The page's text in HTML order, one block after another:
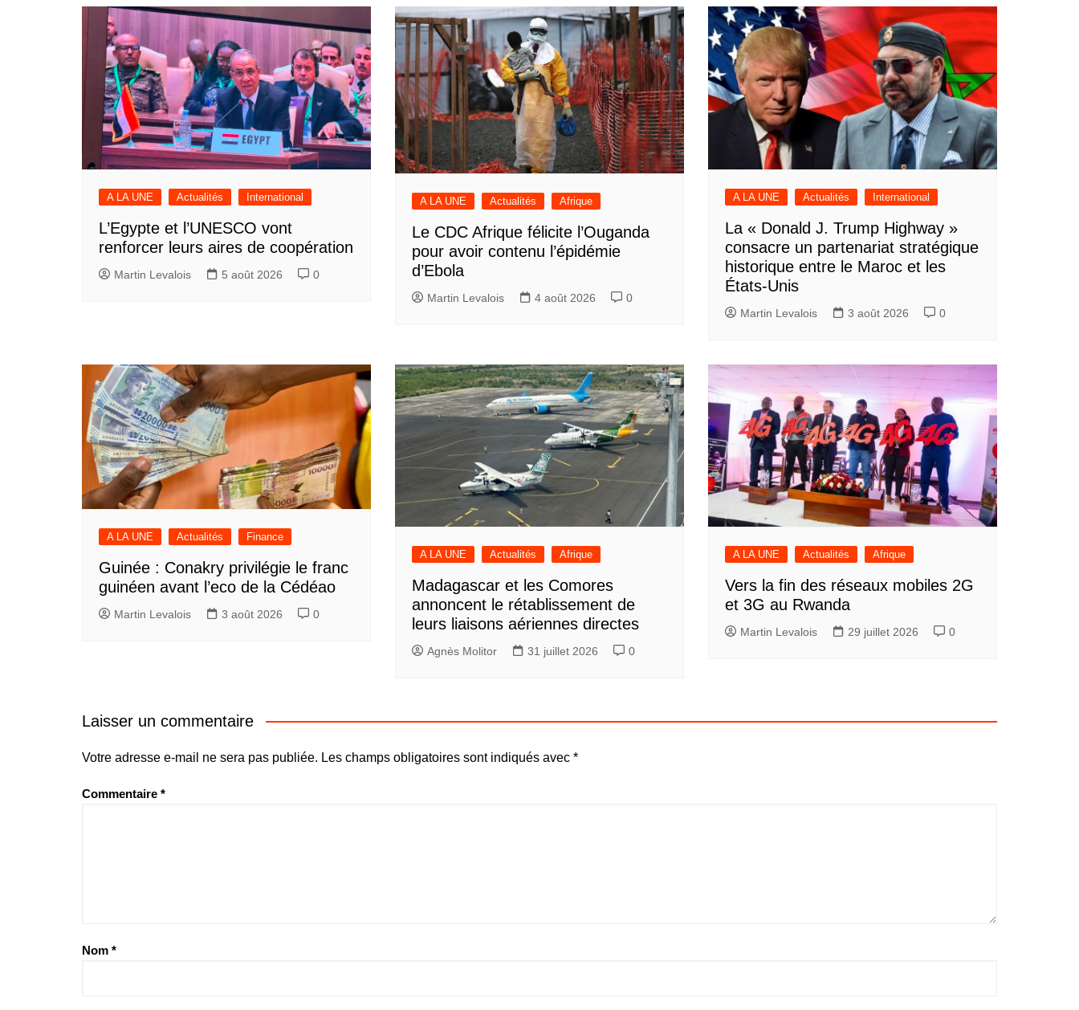
l’article
A LA UNE Actualités International
L’Egypte et l’UNESCO vont
renforcer leurs aires de coopération
Martin Levalois 5 août 2026 0
A LA UNE Actualités Afrique
Le CDC Afrique félicite l’Ouganda
pour avoir contenu l’épidémie
d’Ebola
Martin Levalois 4 août 2026 0
A LA UNE Actualités International
La « Donald J. Trump Highway »
consacre un partenariat stratégique
historique entre le Maroc et les
États-Unis
Martin Levalois 3 août 2026 0
A LA UNE Actualités Finance
Guinée : Conakry privilégie le franc
guinéen avant l’eco de la Cédéao
Martin Levalois 3 août 2026 0
A LA UNE Actualités Afrique
Madagascar et les Comores
annoncent le rétablissement de
leurs liaisons aériennes directes
Agnès Molitor 31 juillet 2026 0
A LA UNE Actualités Afrique
Vers la fin des réseaux mobiles 2G
et 3G au Rwanda
Martin Levalois 29 juillet 2026 0
Laisser un commentaire
Votre adresse e-mail ne sera pas publiée. Les champs obligatoires sont indiqués avec *
Commentaire *
Nom *